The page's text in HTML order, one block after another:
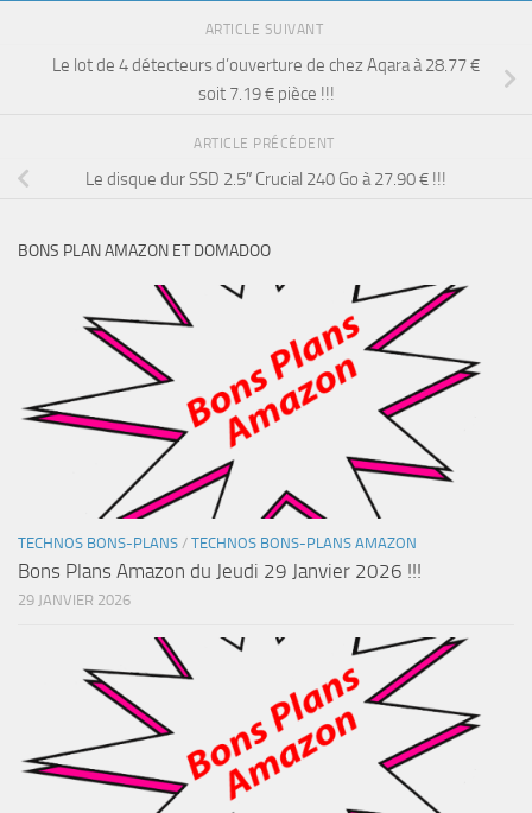
ARTICLE SUIVANT
Le lot de 4 détecteurs d’ouverture de chez Aqara à 28.77 €
soit 7.19 € pièce !!!
ARTICLE PRÉCÉDENT
Le disque dur SSD 2.5″ Crucial 240 Go à 27.90 € !!!
BONS PLAN AMAZON ET DOMADOO
TECHNOS BONS-PLANS / TECHNOS BONS-PLANS AMAZON
Bons Plans Amazon du Jeudi 29 Janvier 2026 !!!
29 JANVIER 2026